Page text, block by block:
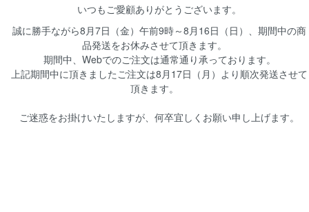
いつもご愛顧ありがとうございます。
誠に勝手ながら8月7日（金）午前9時～8月16日（日）、期間中の商
品発送をお休みさせて頂きます。
期間中、Webでのご注文は通常通り承っております。
上記期間中に頂きましたご注文は8月17日（月）より順次発送させて
頂きます。
ご迷惑をお掛けいたしますが、何卒宜しくお願い申し上げます。